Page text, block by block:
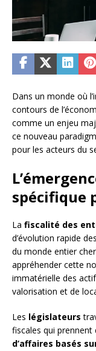
Dans un monde où
contours de
comme un enjeu
ce nouveau
pour les acteurs du
spécifique
La fiscalité des
d’évolution rapide
du monde entier
appréhender cette
immatérielle des
valorisation et de
Les législateurs
fiscales qui
d’affaires basés